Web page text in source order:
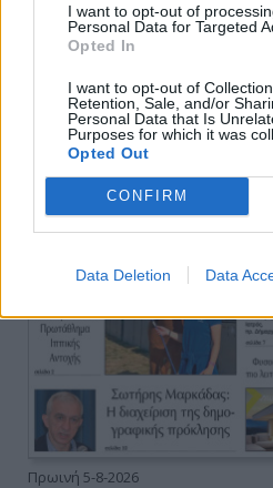
I want to opt-out of
Personal Data for Targeted
Opted In
I want to opt-out of
Retention, Sale, and/or
Personal Data that Is
Purposes for which it was
Opted Out
CONFIRM
Data Deletion Data
Πρωινή 5-8-2026